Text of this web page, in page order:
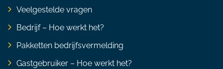
Veelgestelde vragen
Bedrijf – Hoe werkt het?
Pakketten bedrijfsvermelding
Gastgebruiker – Hoe werkt het?